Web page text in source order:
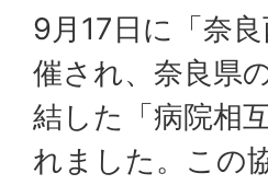
9月17日に「奈
催され、奈良県
結した「病院相
れました。この